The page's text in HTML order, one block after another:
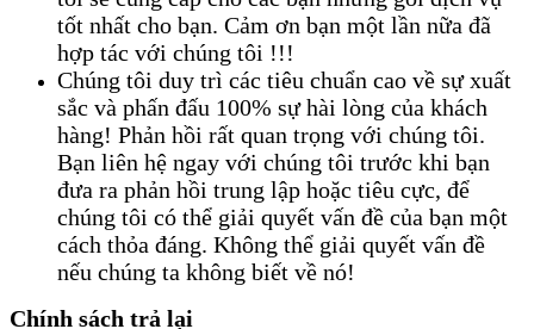
tốt nhất cho bạn. Cảm ơn bạn một lần nữa đã
hợp tác với chúng tôi !!!
Chúng tôi duy trì các tiêu chuẩn cao về sự xuất
sắc và phấn đấu 100% sự hài lòng của khách
hàng! Phản hồi rất quan trọng với chúng tôi.
Bạn liên hệ ngay với chúng tôi trước khi bạn
đưa ra phản hồi trung lập hoặc tiêu cực, để
chúng tôi có thể giải quyết vấn đề của bạn một
cách thỏa đáng. Không thể giải quyết vấn đề
nếu chúng ta không biết về nó!
Chính sách trả lại